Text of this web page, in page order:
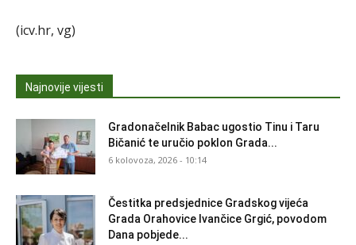
(icv.hr, vg)
Najnovije vijesti
Gradonačelnik Babac ugostio Tinu i Taru
Bičanić te uručio poklon Grada...
6 kolovoza, 2026 - 10:14
Čestitka predsjednice Gradskog vijeća
Grada Orahovice Ivančice Grgić, povodom
Dana pobjede...